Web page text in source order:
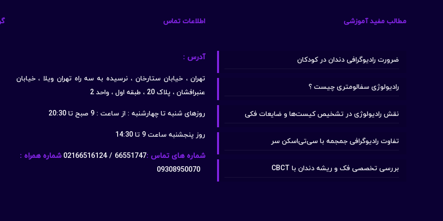
مطالب مفید آموزشی
ضرورت رادیوگرافی دندان در کودکان
رادیولوژی سفالومتری چیست ؟
نقش رادیولوژی در تشخیص کیست‌ها و ضایعات فکی
تفاوت رادیوگرافی جمجمه با سی‌تی‌اسکن سر
بررسی تخصصی فک و ریشه دندان با CBCT
اطلاعات تماس
آدرس :
تهران ، خیابان ستارخان ، نرسیده به سه راه تهران ویلا ، خیابان
عنبرافشان ، پلاک 20 ، طبقه اول ، واحد 2
روزهای شنبه تا چهارشنبه : از ساعت : 9 صبح تا 20:30
روز پنجشنبه ساعت 9 تا 14:30
شماره های تماس :66551747 / 02166516124
شماره همراه :
09308950070